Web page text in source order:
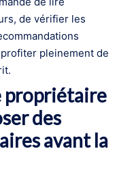
de vérifier les
pleinement de
propriétaire
des
avant la